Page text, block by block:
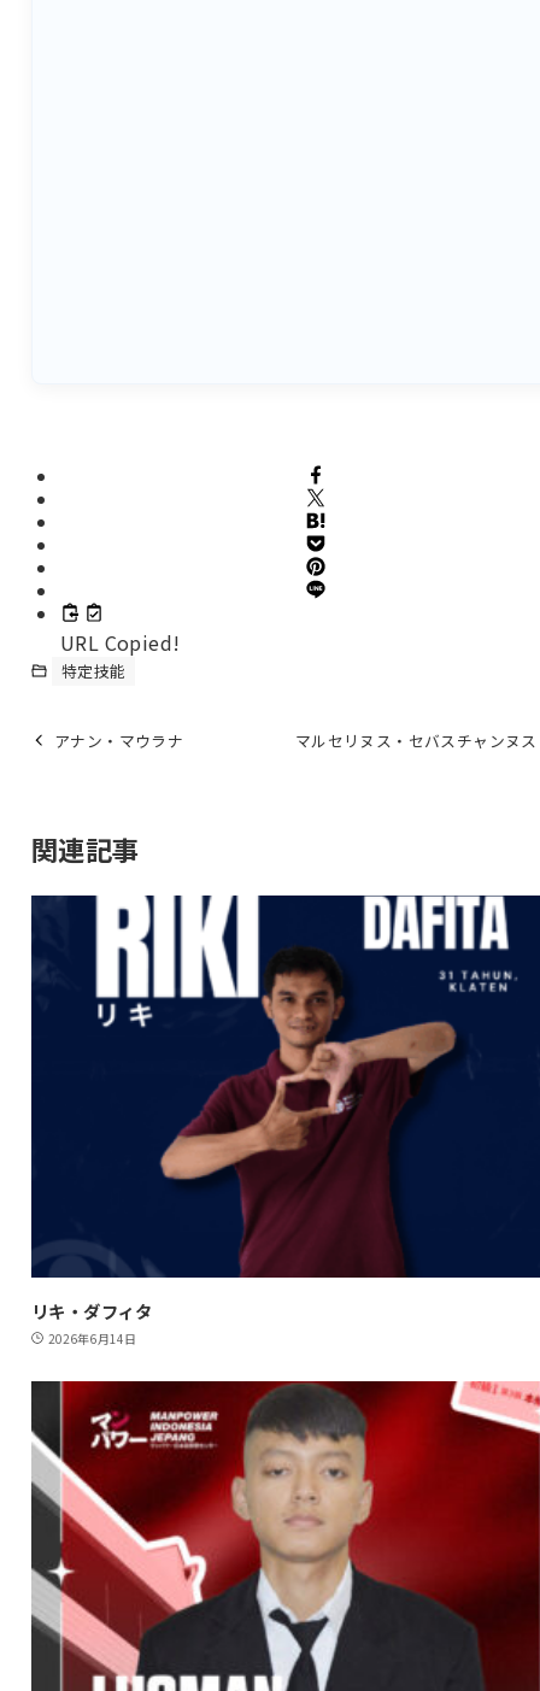
URL Copied!
特定技能
アナン・マウラナ マルセリヌス・セバスチャンヌ
関連記事
リキ・ダフィタ
2026年6月14日